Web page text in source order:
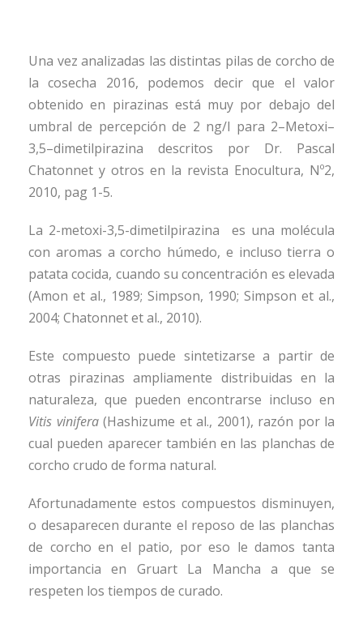
Una vez analizadas las distintas pilas de corcho de
la cosecha 2016, podemos decir que el valor
obtenido en pirazinas está muy por debajo del
umbral de percepción de 2 ng/l para 2–Metoxi–
3,5–dimetilpirazina descritos por Dr. Pascal
Chatonnet y otros en la revista Enocultura, Nº2,
2010, pag 1-5.
La 2-metoxi-3,5-dimetilpirazina es una molécula
con aromas a corcho húmedo, e incluso tierra o
patata cocida, cuando su concentración es elevada
(Amon et al., 1989; Simpson, 1990; Simpson et al.,
2004; Chatonnet et al., 2010).
Este compuesto puede sintetizarse a partir de
otras pirazinas ampliamente distribuidas en la
naturaleza, que pueden encontrarse incluso en
Vitis vinifera (Hashizume et al., 2001), razón por la
cual pueden aparecer también en las planchas de
corcho crudo de forma natural.
Afortunadamente estos compuestos disminuyen,
o desaparecen durante el reposo de las planchas
de corcho en el patio, por eso le damos tanta
importancia en Gruart La Mancha a que se
respeten los tiempos de curado.